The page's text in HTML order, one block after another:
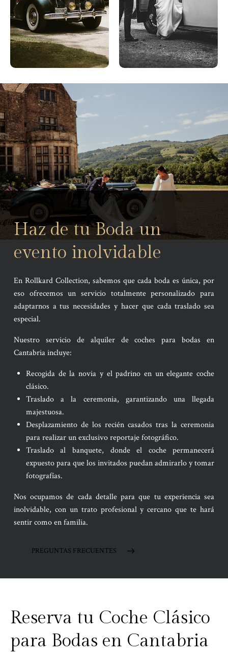
Haz de tu Boda un
evento inolvidable
En Rollkard Collection, sabemos que cada boda es única, por
eso ofrecemos un servicio totalmente personalizado para
adaptarnos a tus necesidades y hacer que cada traslado sea
especial.
Nuestro servicio de alquiler de coches para bodas en
Cantabria incluye:
Recogida de la novia y el padrino en un elegante coche
clásico.
Traslado a la ceremonia, garantizando una llegada
majestuosa.
Desplazamiento de los recién casados tras la ceremonia
para realizar un exclusivo reportaje fotográfico.
Traslado al banquete, donde el coche permanecerá
expuesto para que los invitados puedan admirarlo y tomar
fotografías.
Nos ocupamos de cada detalle para que tu experiencia sea
inolvidable, con un trato profesional y cercano que te hará
sentir como en familia.
PREGUNTAS FRECUENTES
Reserva tu Coche Clásico
para Bodas en Cantabria